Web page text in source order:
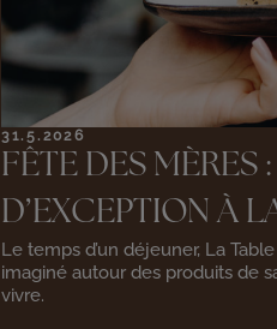
31.5.2026
FÊTE DES MÈRES
D’EXCEPTION À
Le temps d’un déjeuner, La
imaginé autour des produits de
vivre.